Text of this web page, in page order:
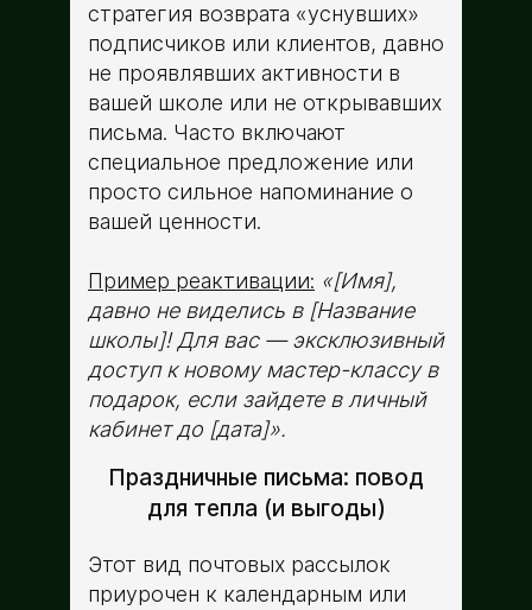
стратегия возврата «уснувших»
подписчиков или клиентов, давно
не проявлявших активности в
вашей школе или не открывавших
письма. Часто включают
специальное предложение или
просто сильное напоминание о
вашей ценности.
Пример реактивации: «[Имя],
давно не виделись в [Название
школы]! Для вас ­— эксклюзивный
доступ к новому мастер-классу в
подарок, если зайдете в личный
кабинет до [дата]».
Праздничные письма: повод
для тепла (и выгоды)
Этот вид почтовых рассылок
приурочен к календарным или